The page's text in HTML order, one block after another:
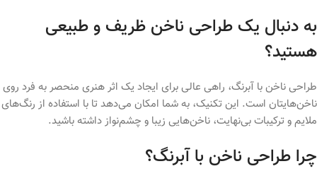
به دنبال یک طراحی ناخن ظریف و طبیعی
هستید؟
طراحی ناخن با آبرنگ، راهی عالی برای ایجاد یک اثر هنری منحصر به فرد روی
ناخن‌هایتان است. این تکنیک، به شما امکان می‌دهد تا با استفاده از رنگ‌های
ملایم و ترکیبات بی‌نهایت، ناخن‌هایی زیبا و چشم‌نواز داشته باشید.
چرا طراحی ناخن با آبرنگ؟